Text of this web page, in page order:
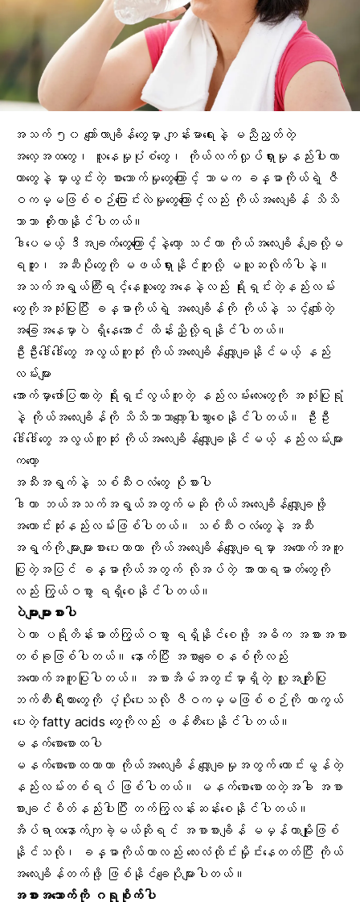
အသက် ၅၀ ကျော်လာချိန်တွေမှာ ကျန်းမာရေးနဲ့ မညီညွတ်တဲ့
အလေ့အထတွေ၊
လူနေမှုပုံစံတွေ၊ ကိုယ်လက်လှုပ်ရှားမှုနည်းပါးလာ
တာတွေနဲ့ မှားယွင်းတဲ့ စားသောက်မှုတွေကြောင့် သာမက ခန္ဓာကိုယ်ရဲ့ ဇီ
ဝကမ္မဖြစ်စဉ်ပြောင်းလဲမှုတွေကြောင့်လည်း ကိုယ်အလေးချိန် သိသိ
သာသာ တိုးလာနိုင်ပါတယ်။
ဒါပေမယ့် ဒီအချက်တွေကြောင့်နဲ့တော့ သင်ဟာ ကိုယ်အလေးချိန်ချ လို့မ
ရဘူး၊ အဆီပိုတွေကို မဖယ်ရှားနိုင်ဘူးလို့ မယူဆလိုက်ပါနဲ့။
အသက်အရွယ်ကြီးရင့်နေသူတွေအနေနဲ့လည်း ရိုးရှင်းတဲ့နည်းလမ်း
တွေကိုအသုံးပြုပြီး ခန္ဓာကိုယ်ရဲ့ အလေးချိန်ကို ကိုယ်နဲ့ သင့်လျော်တဲ့
အခြေအနေမှာပဲ ရှိနေအောင် ထိန်းညှိလို့ရနိုင်ပါတယ်။
ဦးဦးဒေါ်ဒေါ်တွေ အလွယ်ကူဆုံး ကိုယ်အလေးချိန်လျှော့ချနိုင်မယ့် နည်း
လမ်းများ
အောက်မှာဖော်ပြထားတဲ့ ရိုးရှင်းလွယ်ကူတဲ့ နည်းလမ်းလေးတွေကို အသုံးပြုရုံ
နဲ့ ကိုယ်အလေးချိန်ကို သိသိသာသာလျော့ပါးသွားစေနိုင်ပါတယ်။ ဦးဦး
ဒေါ်ဒေါ်တွေ အလွယ်ကူဆုံး ကိုယ်အလေးချိန်လျှော့ချနိုင်မယ့် နည်းလမ်းများ
ကတော့
အသီးအရွက်နဲ့ သစ်သီးဝလံတွေပိုစားပါ
ဒါဟာ ဘယ်အသက်အရွယ်အတွက်မဆို ကိုယ်အလေးချိန်လျှော့ချဖို့
အကောင်းဆုံးနည်းလမ်းဖြစ်ပါတယ်။ သစ်သီးဝလံတွေနဲ့ အသီး
အရွက်ကို များများစားပေးတာဟာ ကိုယ်အလေးချိန်လျှော့ချရမှာ အထောက်အကူ
ပြုတဲ့အပြင် ခန္ဓာကိုယ်အတွက် လိုအပ်တဲ့ အာဟာရဓာတ်တွေကို
လည်း ကြွယ်ဝစွာ ရရှိစေနိုင်ပါတယ်။
ပဲများများစားပါ
ပဲဟာ ပရိုတိန်းဓာတ်ကြွယ်ဝစွာ ရရှိနိုင်စေဖို့ အဓိက အစားအစာ
တစ်ခုဖြစ်ပါတယ်။ နောက်ပြီး အစာချေစနစ်ကိုလည်း
အထောက်အကူပြုပါတယ်။ အစာအိမ်အတွင်းမှာရှိတဲ့ လူ့အကျိုးပြု
ဘက်တီးရီးယားတွေကို ပံ့ပိုးပေးသလို ဇီဝကမ္မဖြစ်စဉ်ကို ကာကွယ်
ပေးတဲ့ fatty acids တွေကိုလည်း ဖန်တီးပေးနိုင်ပါတယ်။
မနက်စောစော ထပါ
မနက်စောစောထတာဟာ ကိုယ်အလေးချိန် လျှော့ချမှုအတွက် ကောင်းမွန်တဲ့
နည်းလမ်းတစ်ရပ် ဖြစ်ပါတယ်။ မနက်စောစောထတဲ့အခါ အစာ
စားချင်စိတ်နည်းပါးပြီး တက်ကြွလန်းဆန်းစေနိုင်ပါတယ်။
အိပ်ရာထနောက်ကျခဲ့မယ်ဆိုရင် အစာစားချိန် မမှန်တာမျိုးဖြစ်
နိုင်သလို၊ ခန္ဓာကိုယ်ဟာလည်း လေးလံထိုင်းမှိုင်းနေတတ်ပြီး ကိုယ်
အလေးချိန်တက်ဖို့ ဖြစ်နိုင်ချေပိုများပါတယ်။
အစားအသောက်ကို ဂရုစိုက်ပါ